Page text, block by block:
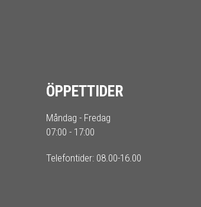
ÖPPETTIDER
Måndag - Fredag
07:00 - 17:00
Telefontider: 08.00-16.00